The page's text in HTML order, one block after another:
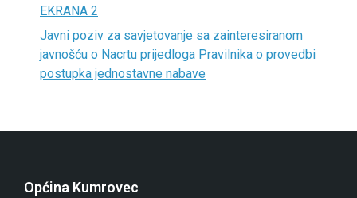
EKRANA 2
Javni poziv za savjetovanje sa zainteresiranom
javnošću o Nacrtu prijedloga Pravilnika o provedbi
postupka jednostavne nabave
Općina Kumrovec